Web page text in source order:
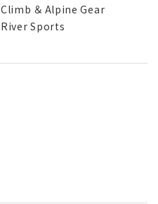
Climb ＆ Alpine Gear
River Sports